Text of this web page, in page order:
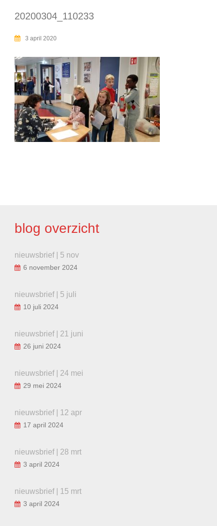
20200304_110233
3 april 2020
blog overzicht
nieuwsbrief | 5 nov
6 november 2024
nieuwsbrief | 5 juli
10 juli 2024
nieuwsbrief | 21 juni
26 juni 2024
nieuwsbrief | 24 mei
29 mei 2024
nieuwsbrief | 12 apr
17 april 2024
nieuwsbrief | 28 mrt
3 april 2024
nieuwsbrief | 15 mrt
3 april 2024